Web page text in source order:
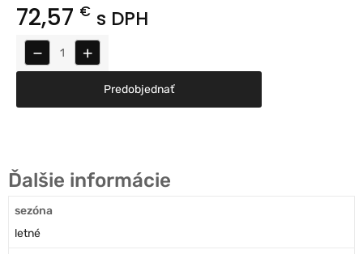
72,57 € s DPH
− +
Predobjednať
Ďalšie informácie
sezóna
letné